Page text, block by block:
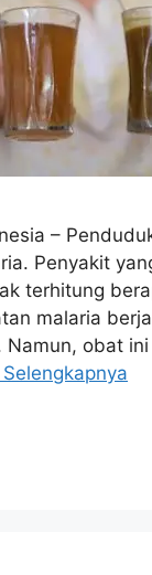
–
Penyakit
terhitung
malaria
obat